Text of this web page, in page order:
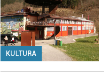
KULTURA